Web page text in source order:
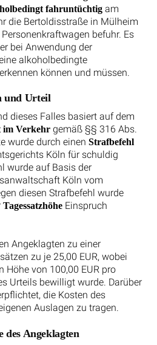
fahruntüchtig am
die Bertoldisstraße in Mülheim
befuhr. Es
bei Anwendung der
alkoholbedingte
können und müssen.
und Urteil
dieses Falles basiert auf dem
im Verkehr gemäß §§ 316 Abs.
wurde durch einen Strafbefehl
Köln für schuldig
wurde auf Basis der
Köln vom
diesen Strafbefehl wurde
Tagessatzhöhe Einspruch
Angeklagten zu einer
zu je 25,00 EUR, wobei
Höhe von 100,00 EUR pro
Urteils bewilligt wurde. Darüber
die Kosten des
Auslagen zu tragen.
des Angeklagten